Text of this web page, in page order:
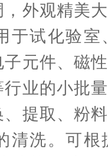
外观精美
于试化验室
元件、磁
业的小批
提取、粉
清洗。可